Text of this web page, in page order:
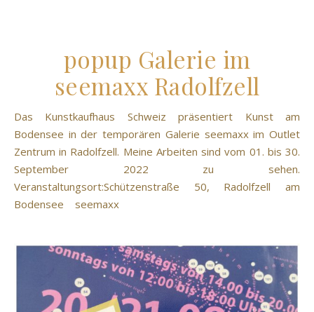
popup Galerie im
seemaxx Radolfzell
Das Kunstkaufhaus Schweiz präsentiert Kunst am
Bodensee in der temporären Galerie seemaxx im Outlet
Zentrum in Radolfzell. Meine Arbeiten sind vom 01. bis 30.
September 2022 zu sehen.
Veranstaltungsort:Schützenstraße 50, Radolfzell am
Bodensee seemaxx